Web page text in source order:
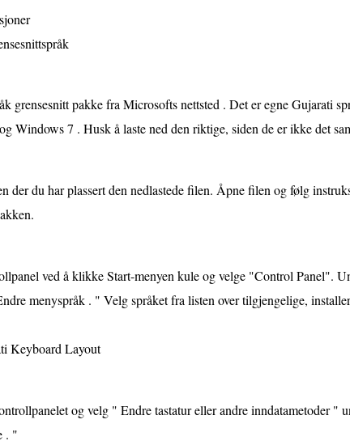
grensesnitt pakke fra Microsofts nettsted . Det er egne Gujarati
Windows 7 . Husk å laste ned den riktige, siden de er ikke det
der du har plassert den nedlastede filen. Åpne filen og følg
ved å klikke Start-menyen kule og velge "Control Panel".
menyspråk . " Velg språket fra listen over tilgjengelige,
Keyboard Layout
og velg " Endre tastatur eller andre inndatametoder "
. "